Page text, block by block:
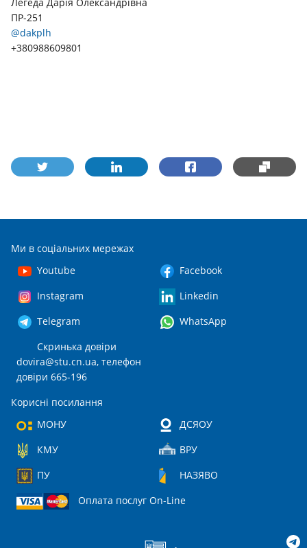
ПР-251
@dakplh
+380988609801
Ми в соціальних мережах
Youtube
Facebook
Instagram
Linkedin
Telegram
WhatsApp
Скринька довіри
dovira@stu.cn.ua, телефон
довіри 665-196
Корисні посилання
МОНУ
ДСЯОУ
КМУ
ВРУ
ПУ
НАЗЯВО
Оплата послуг On-Line